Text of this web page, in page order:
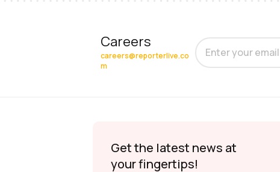
Careers
careers@reporterlive.co
m
Get the latest news at
your fingertips!